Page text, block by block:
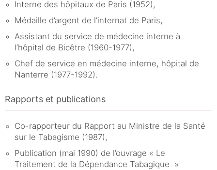
Interne des hôpitaux de Paris (1952),
Médaille d’argent de l’internat de Paris,
Assistant du service de médecine interne à
l’hôpital de Bicêtre (1960-1977),
Chef de service en médecine interne, hôpital de
Nanterre (1977-1992).
Rapports et publications
Co-rapporteur du Rapport au Ministre de la Santé
sur le Tabagisme (1987),
Publication (mai 1990) de l’ouvrage « Le
Traitement de la Dépendance Tabagique »